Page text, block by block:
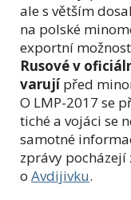
ale s větším
na polské
exportní
Rusové v
varujípřed
O LMP-2017 se
tiché a vojáci se
samotné
zprávy
o Avdijivku.